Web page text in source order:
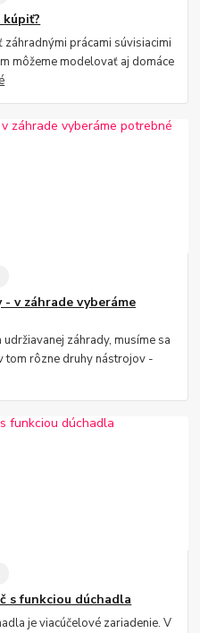
prácami súvisiacimi
môžeme modelovať aj domáce
v záhrade vyberáme
záhrady, musíme sa
tom rôzne druhy nástrojov -
s funkciou dúchadla
je viacúčelové zariadenie. V